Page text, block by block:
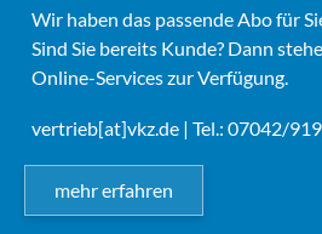
Wir haben das passende Abo für
Sind Sie bereits Kunde? Dann
Online-Services zur Verfügung.
vertrieb[at]vkz.de | Tel.: 07042/
mehr erfahren